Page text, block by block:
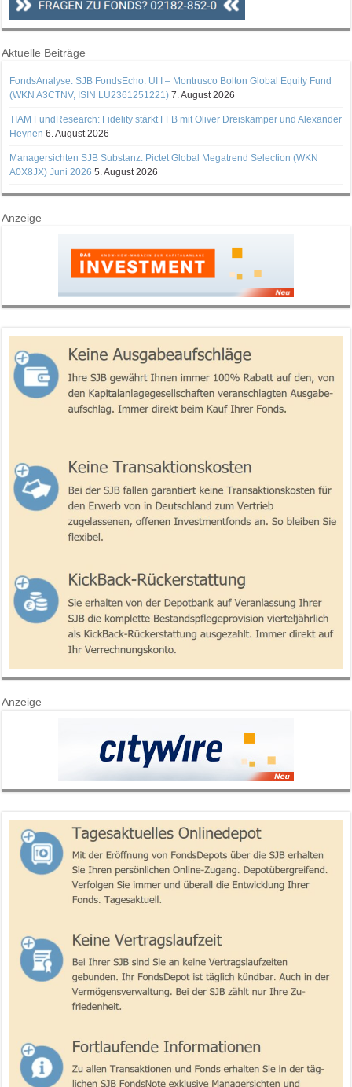
Aktuelle Beiträge
FondsAnalyse: SJB FondsEcho. UI I – Montrusco Bolton Global Equity Fund
(WKN A3CTNV, ISIN LU2361251221) 7. August 2026
TIAM FundResearch: Fidelity stärkt FFB mit Oliver Dreiskämper und Alexander
Heynen 6. August 2026
Managersichten SJB Substanz: Pictet Global Megatrend Selection (WKN
A0X8JX) Juni 2026 5. August 2026
Anzeige
Anzeige